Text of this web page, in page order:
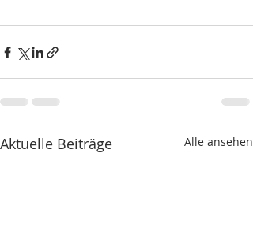
Aktuelle Beiträge Alle ansehen